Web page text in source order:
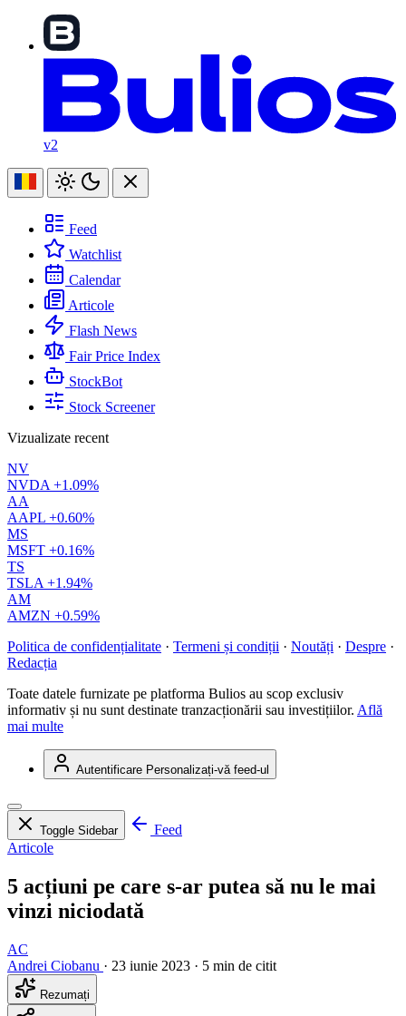
v2
Feed
Watchlist
Calendar
Articole
Flash News
Fair Price Index
StockBot
Stock Screener
Vizualizate recent
NV
NVDA +1.09%
AA
AAPL +0.60%
MS
MSFT +0.16%
TS
TSLA +1.94%
AM
AMZN +0.59%
Politica de confidențialitate · Termeni și condiții · Noutăți · Despre ·
Redacția
Toate datele furnizate pe platforma Bulios au scop exclusiv
informativ și nu sunt destinate tranzacționării sau investițiilor. Află
mai multe
Autentificare Personalizați-vă feed-ul
Toggle Sidebar
Feed
Articole
5 acțiuni pe care s-ar putea să nu le mai
vinzi niciodată
AC
Andrei Ciobanu · 23 iunie 2023 · 5 min de citit
Rezumați